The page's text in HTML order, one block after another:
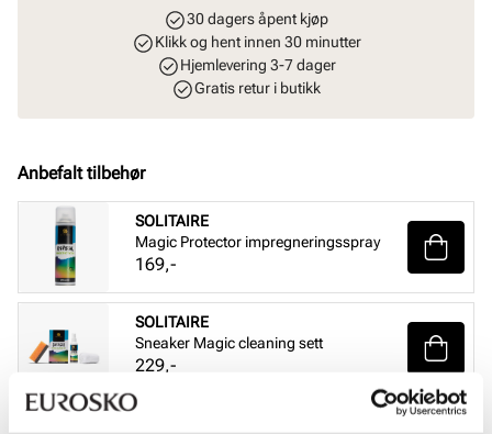
30 dagers åpent kjøp
Klikk og hent innen 30 minutter
Hjemlevering 3-7 dager
Gratis retur i butikk
Anbefalt tilbehør
SOLITAIRE
Magic Protector impregneringsspray
Pris
169,-
SOLITAIRE
Sneaker Magic cleaning sett
Pris
229,-